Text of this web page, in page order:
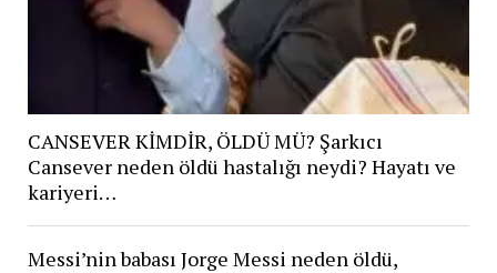
CANSEVER KİMDİR, ÖLDÜ MÜ? Şarkıcı
Cansever neden öldü hastalığı neydi? Hayatı ve
kariyeri…
Messi’nin babası Jorge Messi neden öldü,